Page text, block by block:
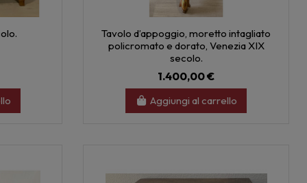
Tavolo d’appoggio, moretto intagliato
policromato e dorato, Venezia XIX
secolo.
1.400,00 €
Aggiungi al carrello